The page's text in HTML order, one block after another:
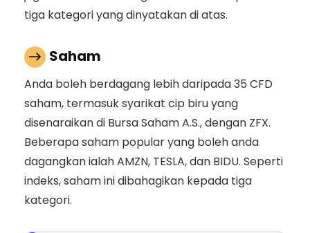
tiga kategori yang dinyatakan di atas.
Saham
Anda boleh berdagang lebih daripada 35 CFD
saham, termasuk syarikat cip biru yang
disenaraikan di Bursa Saham A.S., dengan ZFX.
Beberapa saham popular yang boleh anda
dagangkan ialah AMZN, TESLA, dan BIDU. Seperti
indeks, saham ini dibahagikan kepada tiga
kategori.